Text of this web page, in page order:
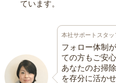
ています。
本社サポートスタッ
フォロー体制
ての方もご安
あなたのお掃
を存分に活か